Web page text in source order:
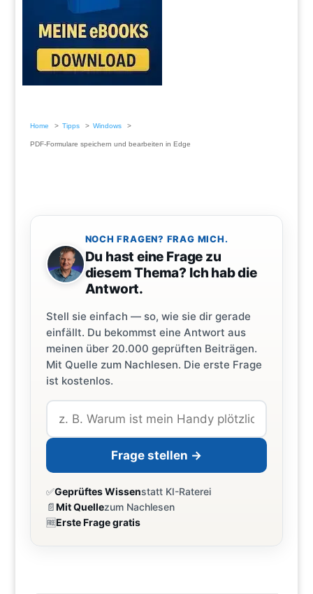
Home Tipps Windows
PDF-Formulare speichern und bearbeiten in Edge
NOCH FRAGEN? FRAG MICH.
Du hast eine Frage zu
diesem Thema? Ich hab die
Antwort.
Stell sie einfach — so, wie sie dir gerade
einfällt. Du bekommst eine Antwort aus
meinen über 20.000 geprüften Beiträgen.
Mit Quelle zum Nachlesen. Die erste Frage
ist kostenlos.
Frage stellen →
✅Geprüftes Wissenstatt KI-Raterei
📄Mit Quellezum Nachlesen
🆓Erste Frage gratis